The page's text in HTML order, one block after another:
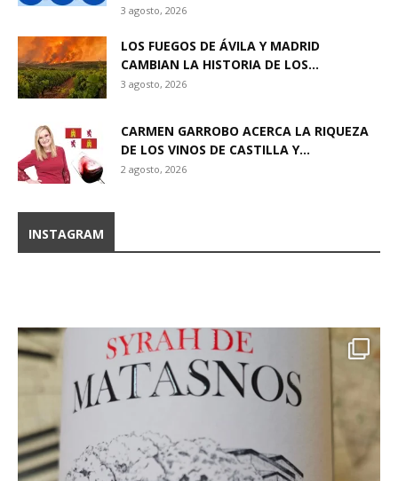
3 agosto, 2026
LOS FUEGOS DE ÁVILA Y MADRID
CAMBIAN LA HISTORIA DE LOS...
3 agosto, 2026
CARMEN GARROBO ACERCA LA RIQUEZA
DE LOS VINOS DE CASTILLA Y...
2 agosto, 2026
INSTAGRAM